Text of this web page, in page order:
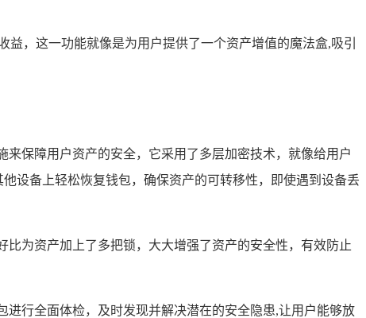
，这一功能就像是为用户提供了一个资产增值的魔法盒,吸引
保障用户资产的安全，它采用了多层加密技术，就像给用户
设备上轻松恢复钱包，确保资产的可转移性，即使遇到设备丢
为资产加上了多把锁，大大增强了资产的安全性，有效防止
行全面体检，及时发现并解决潜在的安全隐患,让用户能够放